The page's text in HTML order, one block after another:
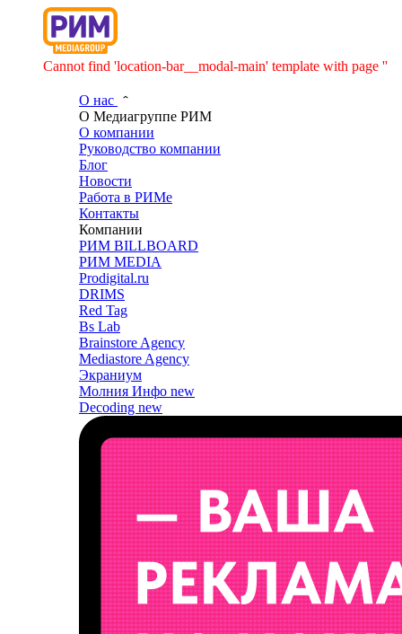
Cannot find 'location-bar__modal-main' template with page ''
О нас
О Медиагруппе РИМ
О компании
Руководство компании
Блог
Новости
Работа в РИМе
Контакты
Компании
РИМ BILLBOARD
РИМ MEDIA
Prodigital.ru
DRIMS
Red Tag
Bs Lab
Brainstore Agency
Mediastore Agency
Экраниум
Молния Инфо new
Decoding new